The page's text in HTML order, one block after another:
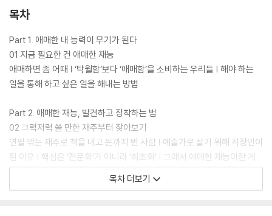
명한다.
목차
Part 1. 애매한 내 능력이 무기가 된다
01 지금 필요한 건 애매한 재능
애매하면 좀 어때 | ‘탁월함’보다 ‘애매함’을 소비하는 우리들 | 해야 하는
일을 통해 하고 싶은 일을 해내는 방법
Part 2. 애매한 재능, 발견하고 장착하는 법
02 그럭저럭 쓸 만한 재주부터 찾아보기
연필 깎는 재주로 책을 내고 돈까지 번 사람 | 예술가로 살기 위해 직장인이
된 이유 | 핵심은 ‘전문화’가 아니라 ‘최초화’ | 그래서 애매한 재능이란 게
정확히 뭐야? | 애매한 재능을 찾아낼 수 있는 장치 | 나 자신보다는 데이터
를 믿어야 한다 | 내가 가진 애매한 재능이 이렇게 많다고? | 쪼갤수록 깊어
목차 더보기